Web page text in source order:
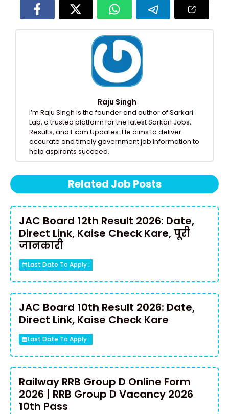
Raju Singh
I’m Raju Singh is the founder and author of Sarkari
Lab, a trusted platform for the latest Sarkari Jobs,
Results, and Exam Updates. He aims to deliver
accurate and timely government job information to
help aspirants succeed.
Related Job Posts
JAC Board 12th Result 2026: Date,
Direct Link, Kaise Check Kare, पूरी
जानकारी
Last Date To Apply :
JAC Board 10th Result 2026: Date,
Direct Link, Kaise Check Kare
Last Date To Apply :
Railway RRB Group D Online Form
2026 | RRB Group D Vacancy 2026
10th Pass